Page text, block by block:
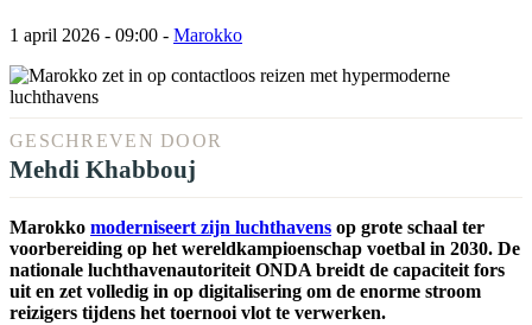
1 april 2026 - 09:00 - Marokko
GESCHREVEN DOOR
Mehdi Khabbouj
Marokko moderniseert zijn luchthavens op grote schaal ter
voorbereiding op het wereldkampioenschap voetbal in 2030. De
nationale luchthavenautoriteit ONDA breidt de capaciteit fors
uit en zet volledig in op digitalisering om de enorme stroom
reizigers tijdens het toernooi vlot te verwerken.